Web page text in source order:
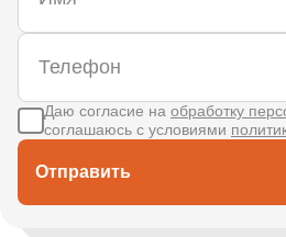
Отправить
Даю согласие на обработку
соглашаюсь с условиями